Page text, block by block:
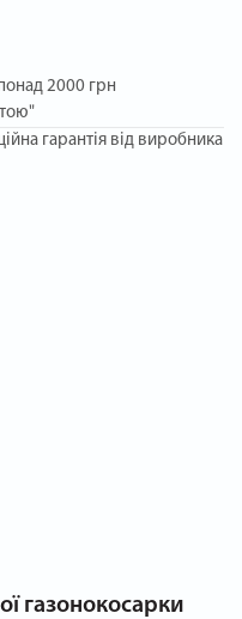
2000 грн
гарантія від виробника
газонокосарки